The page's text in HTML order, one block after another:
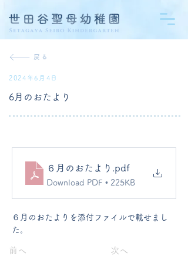
戻る
2024年6月4日
6月のおたより
６月のおたより .pdf
Download PDF • 225KB
６月のおたよりを添付ファイルで載せまし
た。
前へ 次へ